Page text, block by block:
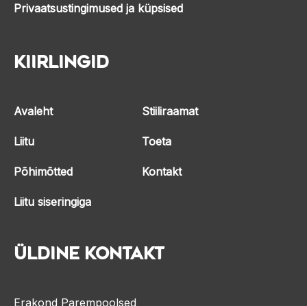
Privaatsustingimused ja küpsised
Kiirlingid
Avaleht
Liitu
Põhimõtted
Liitu siseringiga
Stiiliraamat
Toeta
Kontakt
Üldine kontakt
Erakond Parempoolsed